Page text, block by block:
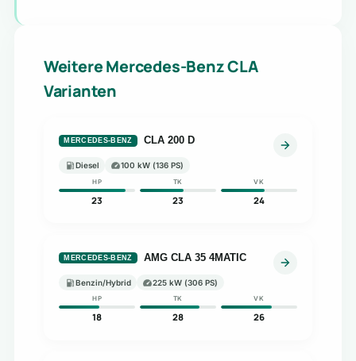
Weitere Mercedes-Benz CLA
Varianten
MERCEDES-BENZ CLA 200 D
Diesel 100 kW (136 PS)
HP
23
TK
23
VK
24
MERCEDES-BENZ AMG CLA 35 4MATIC
Benzin/Hybrid 225 kW (306 PS)
HP
18
TK
28
VK
26